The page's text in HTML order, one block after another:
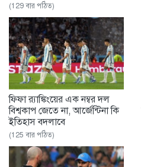
(129 বার পঠিত)
ফিফা র‌্যাঙ্কিংয়ের এক নম্বর দল
বিশ্বকাপ জেতে না, আর্জেন্টিনা কি
ইতিহাস বদলাবে
(125 বার পঠিত)